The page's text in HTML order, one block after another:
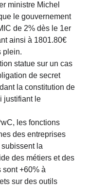
ministre Michel
le gouvernement
de 2% dès le 1er
ainsi à 1801.80€
plein.
statue sur un cas
de secret
la constitution de
justifiant le
les fonctions
des entreprises
la
des métiers et des
sont +60% à
sur des outils